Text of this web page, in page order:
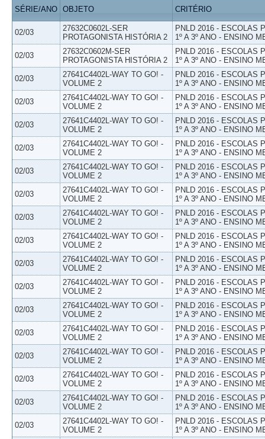
SÉRIE/ANO OBJETO CRITÉRIO
02/03
27632C0602L-SER
PROTAGONISTA HISTÓRIA 2
PNLD 2016 - ESCOLAS
1º A 3º ANO - ENSINO
02/03
27632C0602M-SER
PROTAGONISTA HISTÓRIA 2
PNLD 2016 - ESCOLAS
1º A 3º ANO - ENSINO
02/03
27641C4402L-WAY TO GO! -
VOLUME 2
PNLD 2016 - ESCOLAS
1º A 3º ANO - ENSINO
02/03
27641C4402L-WAY TO GO! -
VOLUME 2
PNLD 2016 - ESCOLAS
1º A 3º ANO - ENSINO
02/03
27641C4402L-WAY TO GO! -
VOLUME 2
PNLD 2016 - ESCOLAS
1º A 3º ANO - ENSINO
02/03
27641C4402L-WAY TO GO! -
VOLUME 2
PNLD 2016 - ESCOLAS
1º A 3º ANO - ENSINO
02/03
27641C4402L-WAY TO GO! -
VOLUME 2
PNLD 2016 - ESCOLAS
1º A 3º ANO - ENSINO
02/03
27641C4402L-WAY TO GO! -
VOLUME 2
PNLD 2016 - ESCOLAS
1º A 3º ANO - ENSINO
02/03
27641C4402L-WAY TO GO! -
VOLUME 2
PNLD 2016 - ESCOLAS
1º A 3º ANO - ENSINO
02/03
27641C4402L-WAY TO GO! -
VOLUME 2
PNLD 2016 - ESCOLAS
1º A 3º ANO - ENSINO
02/03
27641C4402L-WAY TO GO! -
VOLUME 2
PNLD 2016 - ESCOLAS
1º A 3º ANO - ENSINO
02/03
27641C4402L-WAY TO GO! -
VOLUME 2
PNLD 2016 - ESCOLAS
1º A 3º ANO - ENSINO
02/03
27641C4402L-WAY TO GO! -
VOLUME 2
PNLD 2016 - ESCOLAS
1º A 3º ANO - ENSINO
02/03
27641C4402L-WAY TO GO! -
VOLUME 2
PNLD 2016 - ESCOLAS
1º A 3º ANO - ENSINO
02/03
27641C4402L-WAY TO GO! -
VOLUME 2
PNLD 2016 - ESCOLAS
1º A 3º ANO - ENSINO
02/03
27641C4402L-WAY TO GO! -
VOLUME 2
PNLD 2016 - ESCOLAS
1º A 3º ANO - ENSINO
02/03
27641C4402L-WAY TO GO! -
VOLUME 2
PNLD 2016 - ESCOLAS
1º A 3º ANO - ENSINO
02/03
27641C4402L-WAY TO GO! -
VOLUME 2
PNLD 2016 - ESCOLAS
1º A 3º ANO - ENSINO